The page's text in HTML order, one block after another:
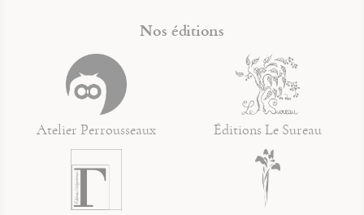
Nos éditions
Atelier Perrousseaux Éditions Le Sureau